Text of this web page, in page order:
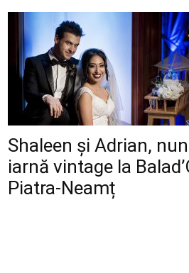
Shaleen și Adrian,
iarnă vintage la
Piatra-Neamț